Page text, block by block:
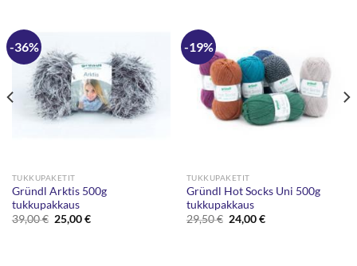
-36%
TUKKUPAKETIT
Gründl Arktis 500g
tukkupakkaus
39,00€ Alkuperäinen
hinta
25,00€Nykyinen
-19%
TUKKUPAKETIT
Gründl Hot Socks Uni 500g
tukkupakkaus
29,50€ Alkuperäinen
hinta
24,00€Nykyinen